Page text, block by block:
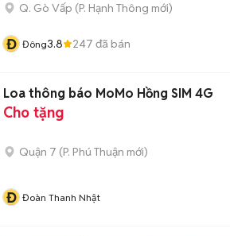
Q. Gò Vấp (P. Hạnh Thông mới)
Đ Đông3.8 247 đã bán
Loa thông báo MoMo Hồng SIM 4G
Cho tặng
Quận 7 (P. Phú Thuận mới)
Đ Đoàn Thanh Nhật